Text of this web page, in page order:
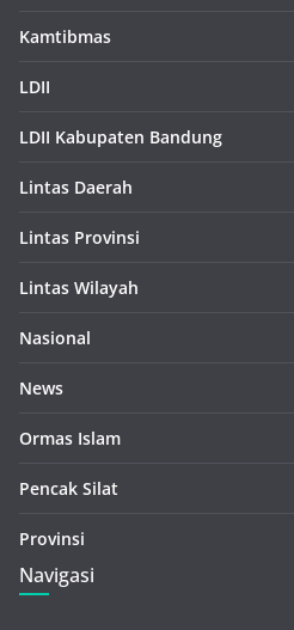
Kamtibmas
LDII
LDII Kabupaten Bandung
Lintas Daerah
Lintas Provinsi
Lintas Wilayah
Nasional
News
Ormas Islam
Pencak Silat
Provinsi
Navigasi